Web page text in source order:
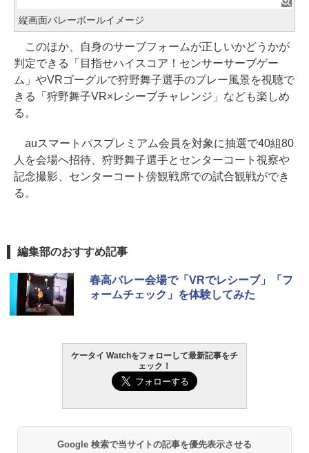
縦画面バレーボールイメージ
このほか、自身のサーブフォームが正しいかどうかが
判定できる「目指せハイスコア！センサーサーブゲー
ム」やVRゴーグルで狩野舞子選手のプレー風景を視聴で
きる「狩野舞子VR×レシーブチャレンジ」なども楽しめ
る。
auスマートパスプレミアム会員を対象に抽選で40組80
人を会場へ招待、狩野舞子選手とセンターコート視察や
記念撮影、センターコート傍観戦席での試合観戦ができ
る。
編集部のおすすめ記事
春高バレー会場で「VRでレシーブ」「フ
ォームチェック」を体験してみた
ケータイ Watchをフォローして最新記事をチ
ェック！
Google 検索で当サイトの記事を優先表示させる